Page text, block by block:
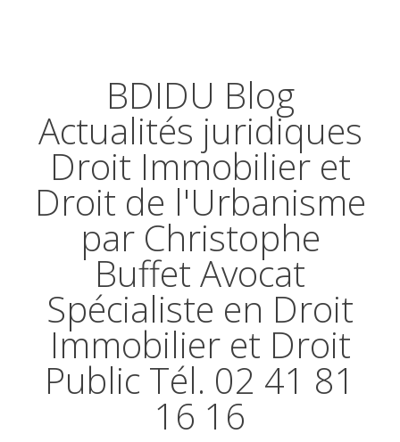
BDIDU Blog
Actualités juridiques
Droit Immobilier et
Droit de l'Urbanisme
par Christophe
Buffet Avocat
Spécialiste en Droit
Immobilier et Droit
Public Tél. 02 41 81
16 16